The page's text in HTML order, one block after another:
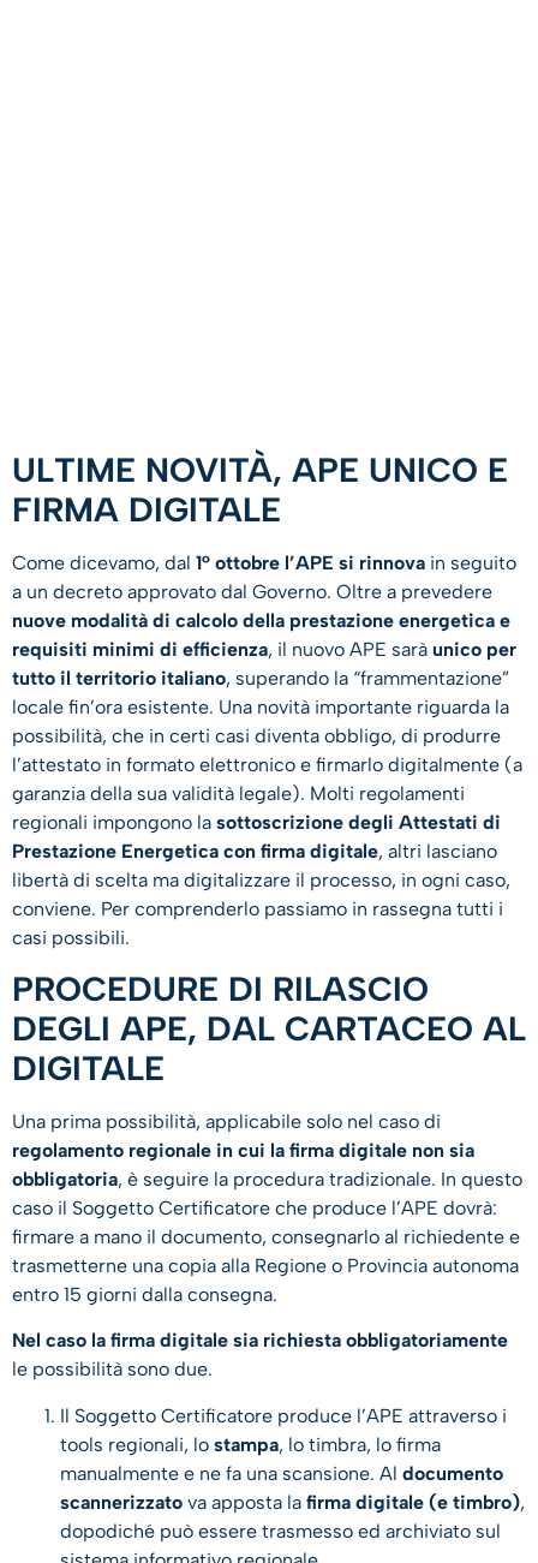
ULTIME NOVITÀ, APE UNICO E
FIRMA DIGITALE
Come dicevamo, dal 1° ottobre l’APE si rinnova in seguito
a un decreto approvato dal Governo. Oltre a prevedere
nuove modalità di calcolo della prestazione energetica e
requisiti minimi di efficienza, il nuovo APE sarà unico per
tutto il territorio italiano, superando la “frammentazione”
locale fin’ora esistente. Una novità importante riguarda la
possibilità, che in certi casi diventa obbligo, di produrre
l’attestato in formato elettronico e firmarlo digitalmente (a
garanzia della sua validità legale). Molti regolamenti
regionali impongono la sottoscrizione degli Attestati di
Prestazione Energetica con firma digitale, altri lasciano
libertà di scelta ma digitalizzare il processo, in ogni caso,
conviene. Per comprenderlo passiamo in rassegna tutti i
casi possibili.
PROCEDURE DI RILASCIO
DEGLI APE, DAL CARTACEO AL
DIGITALE
Una prima possibilità, applicabile solo nel caso di
regolamento regionale in cui la firma digitale non sia
obbligatoria, è seguire la procedura tradizionale. In questo
caso il Soggetto Certificatore che produce l’APE dovrà:
firmare a mano il documento, consegnarlo al richiedente e
trasmetterne una copia alla Regione o Provincia autonoma
entro 15 giorni dalla consegna.
Nel caso la firma digitale sia richiesta obbligatoriamente
le possibilità sono due.
Il Soggetto Certificatore produce l’APE attraverso i
tools regionali, lo stampa, lo timbra, lo firma
manualmente e ne fa una scansione. Al documento
scannerizzato va apposta la firma digitale (e timbro),
dopodiché può essere trasmesso ed archiviato sul